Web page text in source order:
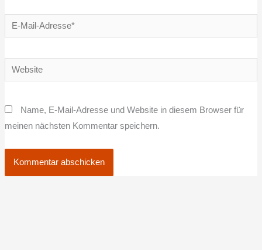
E-
Mail-
Website
Name, E-Mail-Adresse und Website in diesem Browser für
meinen nächsten Kommentar speichern.